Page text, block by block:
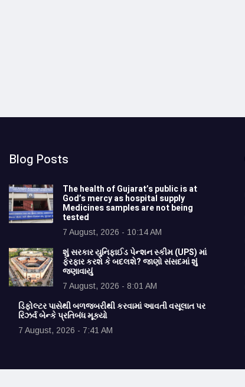
Blog Posts
The health of Gujarat’s public is at
God’s mercy as hospital supply
Medicines samples are not being
tested
7 August, 2026 - 10:14 AM
શું સરકાર યુનિફાઈડ પેન્શન સ્કીમ (UPS) માં
ફેરફાર કરશે કે બદલશે? જાણો સંસદમાં શું
જણાવાયું
7 August, 2026 - 8:01 AM
ડિફોલ્ટર પાસેથી બળજબરીથી કરવામાં આવતી વસૂલાત પર
રિઝર્વ બેન્કે પ્રતિબંધ મૂક્યો
7 August, 2026 - 7:41 AM